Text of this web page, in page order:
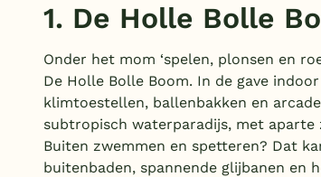
1. De Holle Bolle
Onder het mom ‘spelen, plonsen en
De Holle Bolle Boom. In de gave
klimtoestellen, ballenbakken en
subtropisch waterparadijs, met
Buiten zwemmen en spetteren? Dat
buitenbaden, spannende glijbanen en